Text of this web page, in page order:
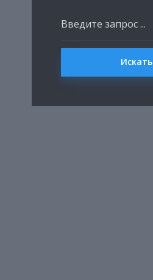
Искать